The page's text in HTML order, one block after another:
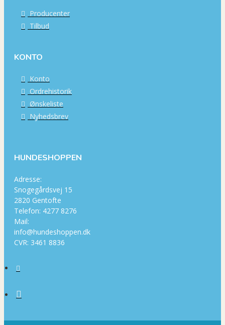
Producenter
Tilbud
KONTO
Konto
Ordrehistorik
Ønskeliste
Nyhedsbrev
HUNDESHOPPEN
Adresse:
Snogegårdsvej 15
2820 Gentofte
Telefon: 4277 8276
Mail:
info@hundeshoppen.dk
CVR: 3461 8836